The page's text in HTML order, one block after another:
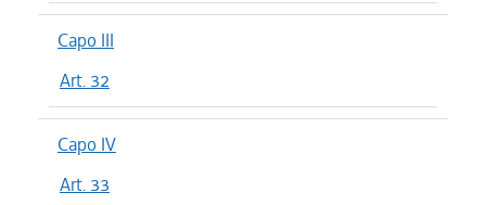
Capo III
Art. 32
Capo IV
Art. 33